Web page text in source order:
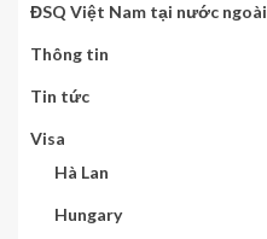
ĐSQ Việt Nam tại nước ngoài
Thông tin
Tin tức
Visa
Hà Lan
Hungary